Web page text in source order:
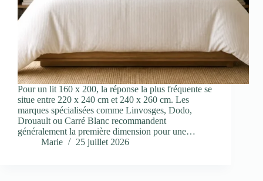
Pour un lit 160 x 200, la réponse la plus fréquente se
situe entre 220 x 240 cm et 240 x 260 cm. Les
marques spécialisées comme Linvosges, Dodo,
Drouault ou Carré Blanc recommandent
généralement la première dimension pour une…
Marie
25 juillet 2026